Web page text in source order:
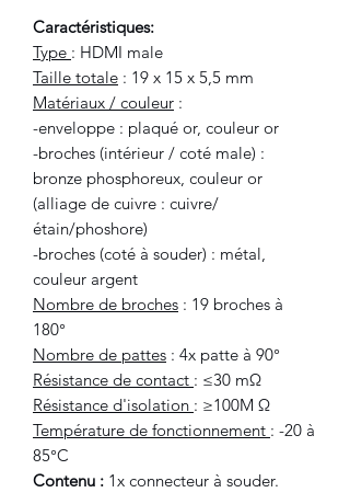
Caractéristiques:
Type : HDMI male
Taille totale : 19 x 15 x 5,5 mm
Matériaux / couleur :
-enveloppe : plaqué or, couleur or
-broches (intérieur / coté male) :
bronze phosphoreux, couleur or
(alliage de cuivre : cuivre/
étain/phoshore)
-broches (coté à souder) : métal,
couleur argent
Nombre de broches : 19 broches à
180°
Nombre de pattes : 4x patte à 90°
Résistance de contact : ≤30 mΩ
Résistance d'isolation : ≥100M Ω
Température de fonctionnement : -20 à
85°C
Contenu : 1x connecteur à souder.